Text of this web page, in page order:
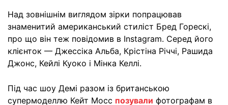
Над зовнішнім виглядом зірки попрацював
знаменитий американський стиліст Бред Горескі,
про що він теж повідомив в Instagram. Серед його
клієнток — Джессіка Альба, Крістіна Річчі, Рашида
Джонс, Кейлі Куоко і Мінка Келлі.
Під час шоу Демі разом із британською
супермоделлю Кейт Мосс позували фотографам в